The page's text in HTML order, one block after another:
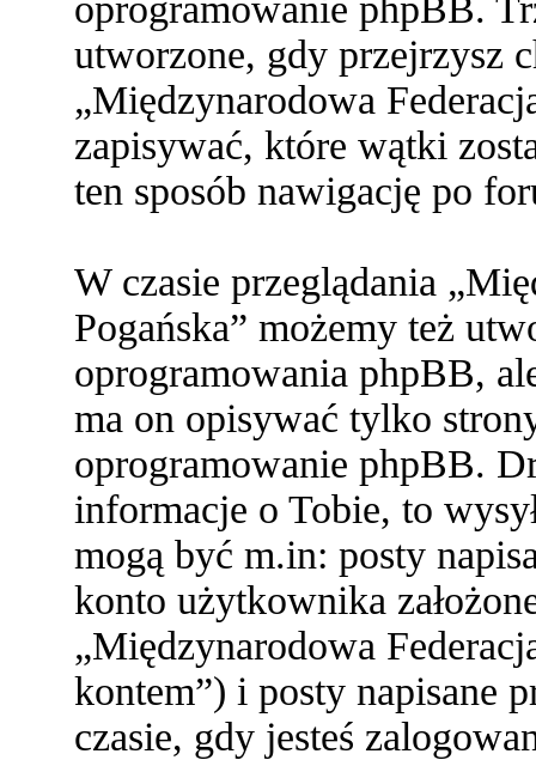
oprogramowanie phpBB.
utworzone, gdy przejrzysz
„Międzynarodowa
zapisywać, które wątki
ten sposób nawigację po
W czasie przeglądania
Pogańska” możemy też
oprogramowania phpBB,
ma on opisywać tylko
oprogramowanie phpBB.
informacje o Tobie, to
mogą być m.in: posty
konto użytkownika
„Międzynarodowa
kontem”) i posty napisane
czasie, gdy jesteś